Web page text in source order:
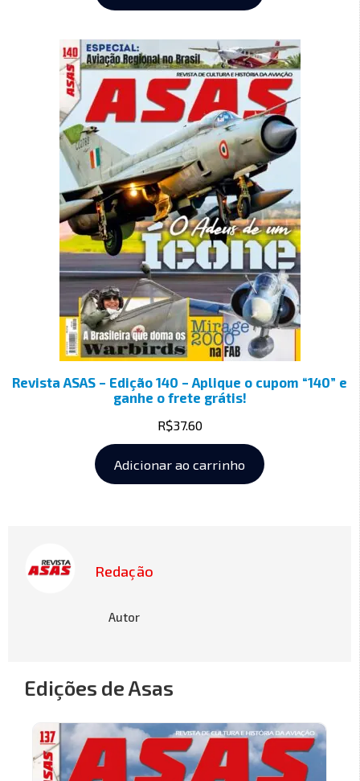
Revista ASAS – Edição 140 – Aplique o cupom “140” e
ganhe o frete grátis!
R$37.60
Adicionar ao carrinho
Redação
Autor
Edições de Asas